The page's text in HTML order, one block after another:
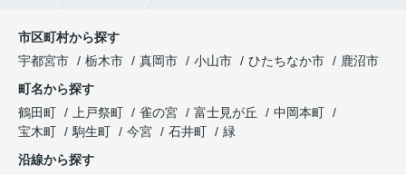
市区町村から探す
宇都宮市
栃木市 真岡市 小山市 ひたちなか市
鹿沼市
町名から探す
鶴田町
上戸祭町 雀の宮 富士見が丘
中岡本町
宝木町
駒生町 今宮 石井町
緑
沿線から探す